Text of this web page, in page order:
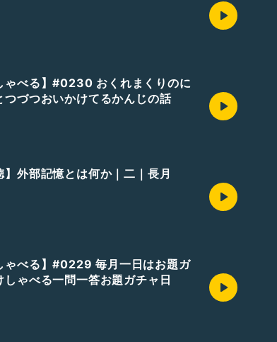
ゃべる】#0230 おくれまくりのに
つづつおいかけてるかんじの話
】外部記憶とは何か｜二｜長月
ゃべる】#0229 毎月一日はお題ガ
ゃべる一問一答お題ガチャ日